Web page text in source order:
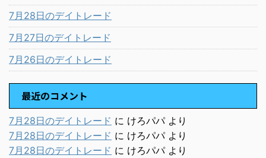
7月28日のデイトレード
7月27日のデイトレード
7月26日のデイトレード
最近のコメント
7月28日のデイトレード に けろパパより
7月28日のデイトレード に けろパパより
7月28日のデイトレード に けろパパより